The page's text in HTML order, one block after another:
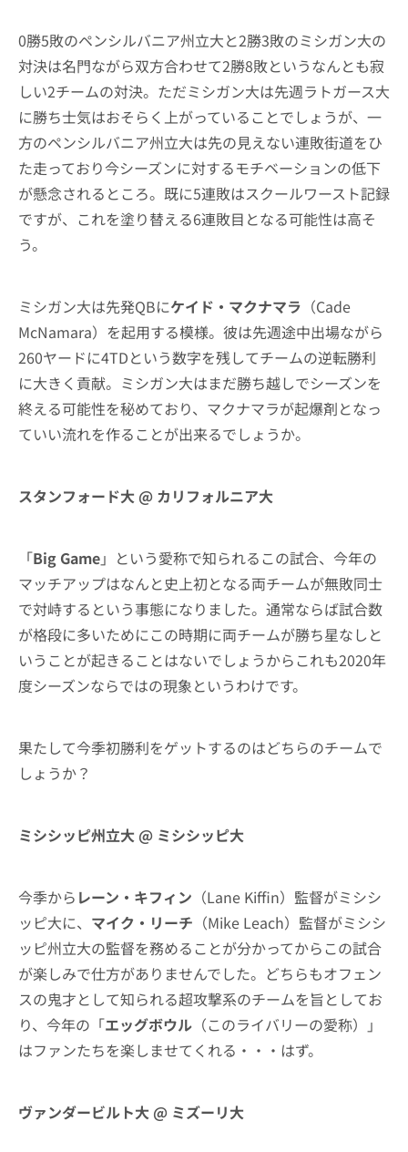
0勝5敗のペンシルバニア州立大と2勝3敗のミシガン大の
対決は名門ながら双方合わせて2勝8敗というなんとも寂
しい2チームの対決。ただミシガン大は先週ラトガース大
に勝ち士気はおそらく上がっていることでしょうが、一
方のペンシルバニア州立大は先の見えない連敗街道をひ
た走っており今シーズンに対するモチベーションの低下
が懸念されるところ。既に5連敗はスクールワースト記録
ですが、これを塗り替える6連敗目となる可能性は高そ
う。
ミシガン大は先発QBにケイド・マクナマラ （Cade
McNamara）を起用する模様。彼は先週途中出場ながら
260ヤードに4TDという数字を残してチームの逆転勝利
に大きく貢献。ミシガン大はまだ勝ち越しでシーズンを
終える可能性を秘めており、マクナマラが起爆剤となっ
ていい流れを作ることが出来るでしょうか。
スタンフォード大 @ カリフォルニア大
「Big Game」という愛称で知られるこの試合、今年の
マッチアップはなんと史上初となる両チームが無敗同士
で対峙するという事態になりました。通常ならば試合数
が格段に多いためにこの時期に両チームが勝ち星なしと
いうことが起きることはないでしょうからこれも2020年
度シーズンならではの現象というわけです。
果たして今季初勝利をゲットするのはどちらのチームで
しょうか？
ミシシッピ州立大 @ ミシシッピ大
今季から レーン・キフィン （Lane Kiffin）監督がミシシ
ッピ大に、 マイク・リーチ （Mike Leach）監督がミシシ
ッピ州立大の監督を務めることが分かってからこの試合
が楽しみで仕方がありませんでした。どちらもオフェン
スの鬼才として知られる超攻撃系のチームを旨としてお
り、今年の「エッグボウル （このライバリーの愛称）」
はファンたちを楽しませてくれる・・・はず。
ヴァンダービルト大 @ ミズーリ大